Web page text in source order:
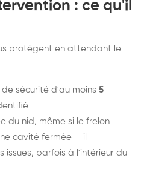
: ce qu'il
protègent en attendant le
sécurité d'au moins 5
du nid, même si le frelon
cavité fermée — il
issues, parfois à l'intérieur du